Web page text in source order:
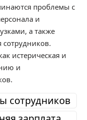
проблемы с
и
а также
сотрудников.
истерическая и
и
сотрудников